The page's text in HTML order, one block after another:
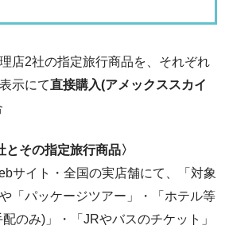
店2社の指定旅行商品を、それぞれ
示にて直接購入(アメックススカイ
とその指定旅行商品〉
サイト・全国の実店舗にて、「対象
「パッケージツアー」・「ホテル等
のみ)」・「JRやバスのチケット」